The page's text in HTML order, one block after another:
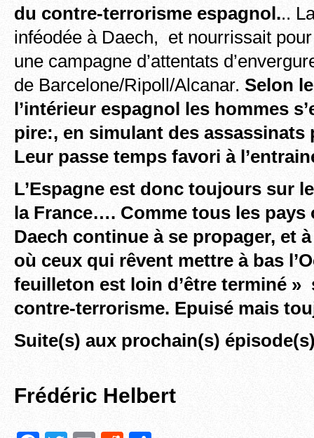
du contre-terrorisme espagnol...
inféodée à Daech, et nourrissait
une campagne d’attentats
de Barcelone/Ripoll/Alcanar. Selon
l’intérieur espagnol les hommes
pire:, en simulant des
Leur passe temps favori à
L’Espagne est donc toujours sur
la France…. Comme tous les pays
Daech continue à se propager, et
où ceux qui rêvent mettre à bas
feuilleton est loin d’être terminé »
contre-terrorisme. Epuisé mais
Suite(s) aux prochain(s)
Frédéric Helbert